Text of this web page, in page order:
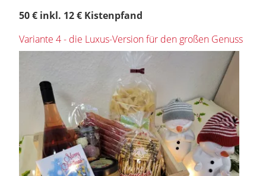
50 € inkl. 12 € Kistenpfand
Variante 4 - die Luxus-Version für den großen Genuss